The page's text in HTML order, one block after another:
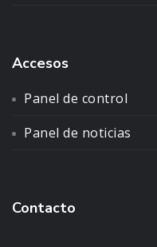
Accesos
Panel de control
Panel de noticias
Contacto